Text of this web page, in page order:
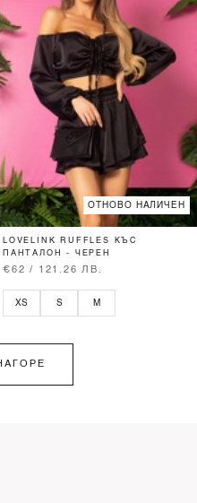
ОТНОВО НАЛИЧЕН
LOVELINK RUFFLES КЪС
ПАНТАЛОН - ЧЕРЕН
€62 / 121.26 ЛВ.
XS S M